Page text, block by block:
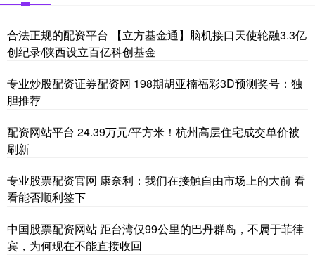
合法正规的配资平台 【立方基金通】脑机接口天使轮融3.3亿
创纪录/陕西设立百亿科创基金
专业炒股配资证券配资网 198期胡亚楠福彩3D预测奖号：独
胆推荐
配资网站平台 24.39万元/平方米！杭州高层住宅成交单价被
刷新
专业股票配资官网 康奈利：我们在接触自由市场上的大前 看
看能否顺利签下
中国股票配资网站 距台湾仅99公里的巴丹群岛，不属于菲律
宾，为何现在不能直接收回